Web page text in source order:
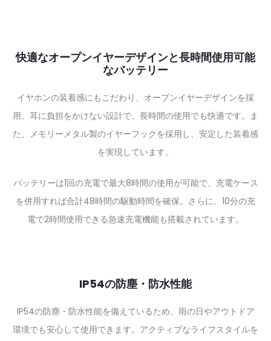
快適なオープンイヤーデザインと長時間使用可能
なバッテリー
イヤホンの装着感にもこだわり、オープンイヤーデザインを採
用。耳に負担をかけない設計で、長時間の使用でも快適です。ま
た、メモリーメタル製のイヤーフックを採用し、安定した装着感
を実現しています。
バッテリーは1回の充電で最大8時間の使用が可能で、充電ケース
を併用すれば合計48時間の駆動時間を確保。さらに、10分の充
電で2時間使用できる急速充電機能も搭載されています。
IP54の防塵・防水性能
IP54の防塵・防水性能を備えているため、雨の日やアウトドア
環境でも安心して使用できます。アクティブなライフスタイルを